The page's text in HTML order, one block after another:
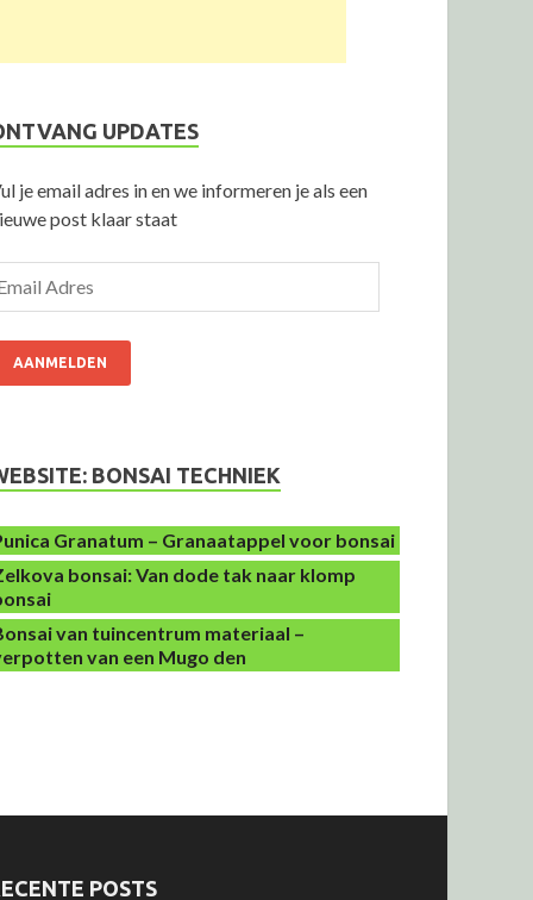
UPDATES
je email adres in en we informeren je als een
post klaar staat
AANMELDEN
BONSAI TECHNIEK
Granatum – Granaatappel voor bonsai
bonsai: Van dode tak naar klomp
van tuincentrum materiaal –
van een Mugo den
POSTS